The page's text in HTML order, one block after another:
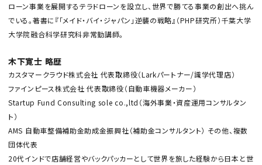
ローン事業を展開するテラドローンを設立し、世界で勝てる事業の創出へ挑ん
でいる。著書に『「メイド・バイ・ジャパン」逆襲の戦略』（PHP研究所）千葉大学
大学院融合科学研究科非常勤講師。
木下寛士 略歴
カスタマークラウド株式会社 代表取締役（Larkパートナー/識学代理店）
ファインピース株式会社 代表取締役（自動車機器メーカー）
Startup Fund Consulting sole co.,ltd（海外事業・資産運用コンサルタン
ト）
AMS 自動車整備補助金助成金振興社（補助金コンサルタント） その他、複数
団体代表
20代インドで店舗経営やバックパッカーとして世界を旅した経験から日本と世